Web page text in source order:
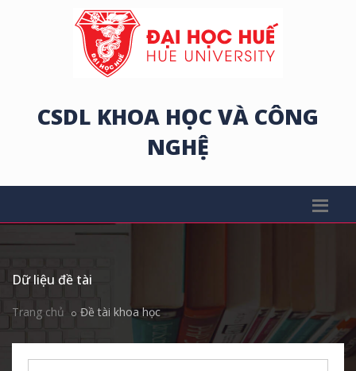
CSDL KHOA HỌC VÀ CÔNG
NGHỆ
Dữ liệu đề tài
Trang chủ Đề tài khoa học